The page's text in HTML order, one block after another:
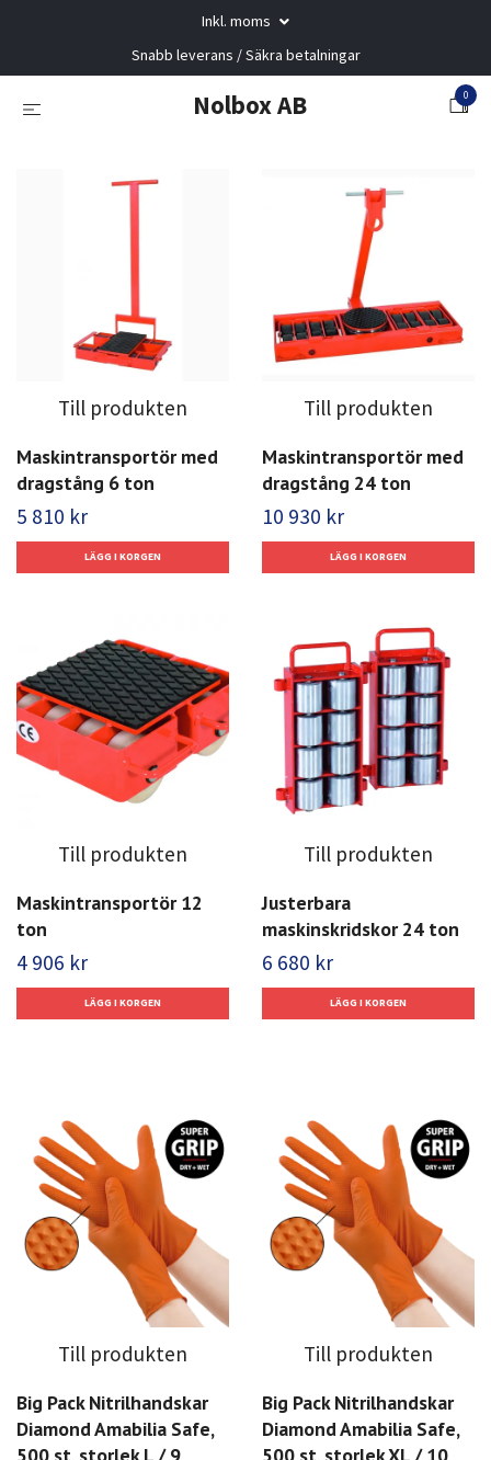
Inkl. moms
Snabb leverans / Säkra betalningar
Nolbox AB 0
Till produkten
Maskintransportör med
dragstång 6 ton
5 810 kr
Till produkten
Maskintransportör med
dragstång 24 ton
10 930 kr
Till produkten
Maskintransportör 12
ton
4 906 kr
Till produkten
Justerbara
maskinskridskor 24 ton
6 680 kr
Till produkten
Big Pack Nitrilhandskar
Diamond Amabilia Safe,
500 st, storlek L / 9
Till produkten
Big Pack Nitrilhandskar
Diamond Amabilia Safe,
500 st, storlek XL / 10